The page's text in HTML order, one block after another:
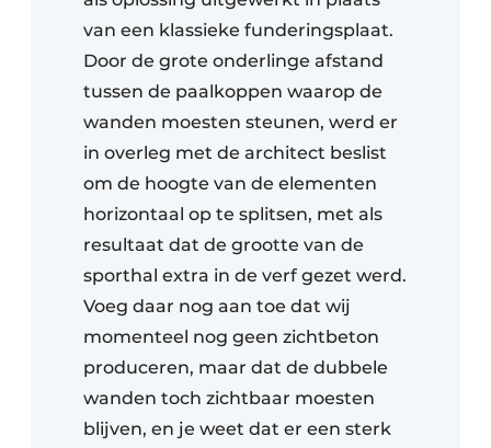
van een klassieke funderingsplaat.
Door de grote onderlinge afstand
tussen de paalkoppen waarop de
wanden moesten steunen, werd er
in overleg met de architect beslist
om de hoogte van de elementen
horizontaal op te splitsen, met als
resultaat dat de grootte van de
sporthal extra in de verf gezet werd.
Voeg daar nog aan toe dat wij
momenteel nog geen zichtbeton
produceren, maar dat de dubbele
wanden toch zichtbaar moesten
blijven, en je weet dat er een sterk